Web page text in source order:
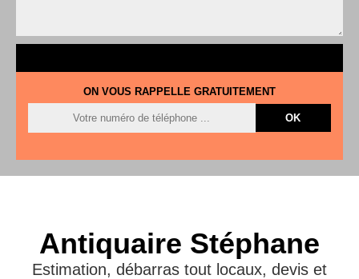
ON VOUS RAPPELLE GRATUITEMENT
Antiquaire Stéphane
Estimation, débarras tout locaux, devis et